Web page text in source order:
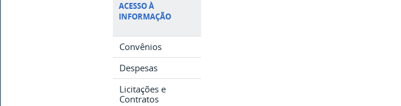
ACESSO À
INFORMAÇÃO
Convênios
Despesas
Licitações e
Contratos